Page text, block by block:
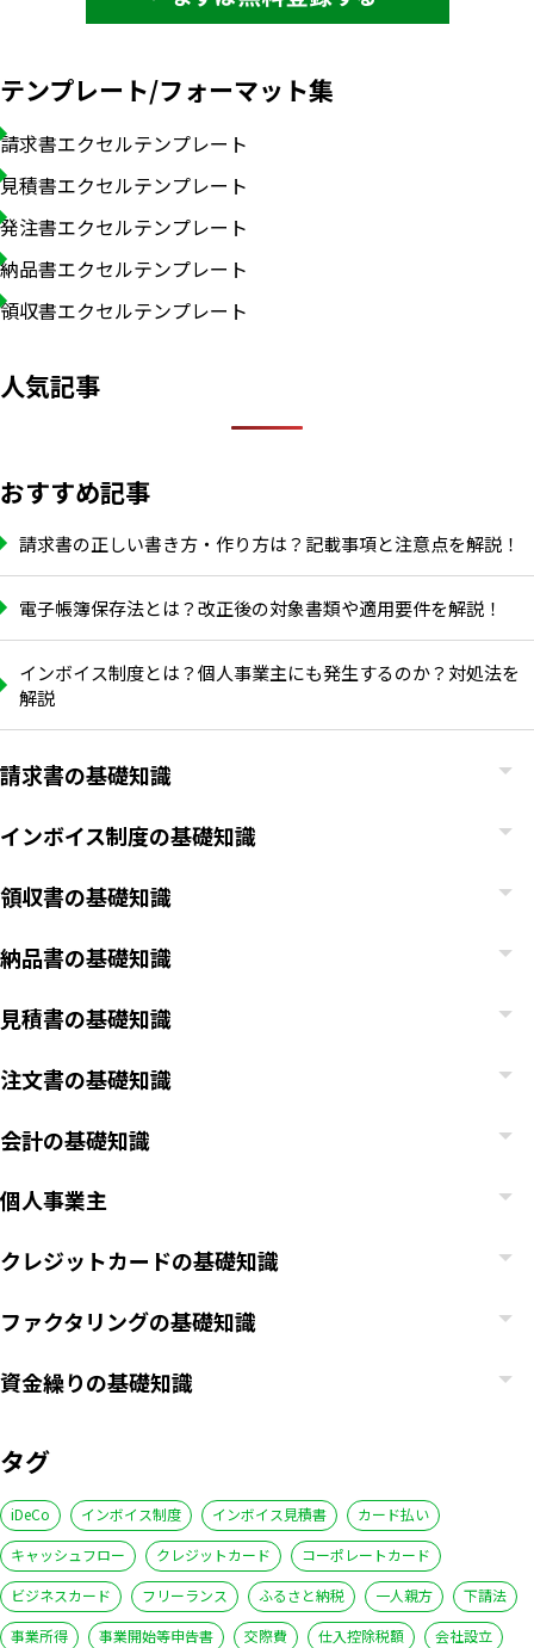
テンプレート/フォーマット集
請求書エクセルテンプレート
見積書エクセルテンプレート
発注書エクセルテンプレート
納品書エクセルテンプレート
領収書エクセルテンプレート
人気記事
おすすめ記事
請求書の正しい書き方・作り方は？記載事項と注意点を解説！
電子帳簿保存法とは？改正後の対象書類や適用要件を解説！
インボイス制度とは？個人事業主にも発生するのか？対処法を
解説
請求書の基礎知識
インボイス制度の基礎知識
領収書の基礎知識
納品書の基礎知識
見積書の基礎知識
注文書の基礎知識
会計の基礎知識
個人事業主
クレジットカードの基礎知識
ファクタリングの基礎知識
資金繰りの基礎知識
タグ
iDeCo インボイス制度 インボイス見積書
カード払い
キャッシュフロー
クレジットカード
コーポレートカード
ビジネスカード
フリーランス ふるさと納税 一人親方
下請法
事業所得
事業開始等申告書 交際費 仕入控除税額
会社設立